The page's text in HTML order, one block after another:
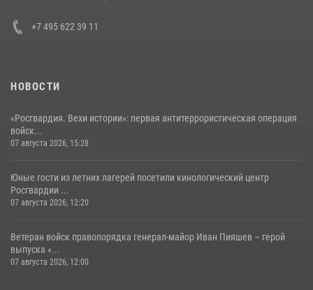
+7 495 622 39 11
НОВОСТИ
«Росгвардия. Вехи истории»: первая антитеррористическая операция
войск...
07 августа 2026, 15:28
Юные гости из летних лагерей посетили кинологический центр
Росгвардии ...
07 августа 2026, 12:20
Ветеран войск правопорядка генерал-майор Иван Пияшев – герой
выпуска «...
07 августа 2026, 12:00